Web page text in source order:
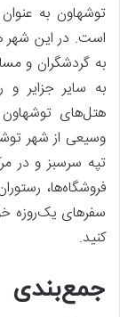
توشهاون به
است. در این شهر
به گردشگران و
به سایر جزایر و
هتل‌های توشهاون
وسیعی از شهر
تپه سرسبز و در
فروشگاه‌ها،
سفرهای یک‌روزه
کنید.
جمع‌بندی